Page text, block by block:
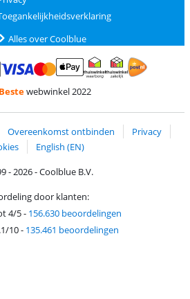
Alles over Coolblue
Wero
met MasterCard en Visa via ClickToPay
Betalen met ApplePay
Thuiswinkel waarborg
Bestewebwinkel 2022
Overeenkomst ontbinden
Privacy
English (EN)
- 2026 - Coolblue B.V.
door klanten:
4/5- 156.630 beoordelingen
10- 135.461 beoordelingen